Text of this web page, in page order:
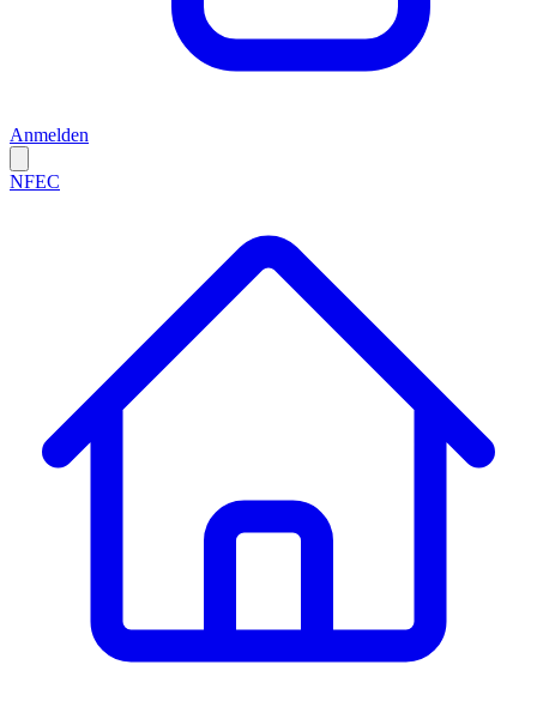
Anmelden
NFEC